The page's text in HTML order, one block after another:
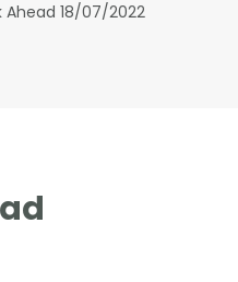
Ahead 18/07/2022